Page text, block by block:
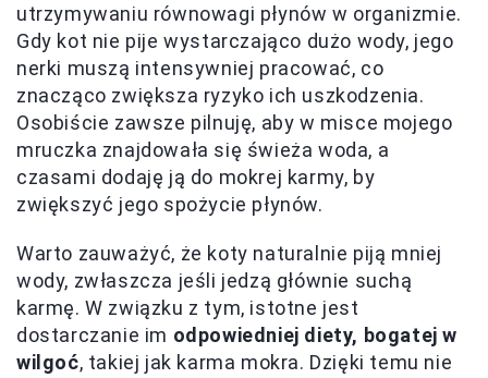
utrzymywaniu równowagi płynów w organizmie.
Gdy kot nie pije wystarczająco dużo wody, jego
nerki muszą intensywniej pracować, co
znacząco zwiększa ryzyko ich uszkodzenia.
Osobiście zawsze pilnuję, aby w misce mojego
mruczka znajdowała się świeża woda, a
czasami dodaję ją do mokrej karmy, by
zwiększyć jego spożycie płynów.
Warto zauważyć, że koty naturalnie piją mniej
wody, zwłaszcza jeśli jedzą głównie suchą
karmę. W związku z tym, istotne jest
dostarczanie im odpowiedniej diety, bogatej w
wilgoć, takiej jak karma mokra. Dzięki temu nie